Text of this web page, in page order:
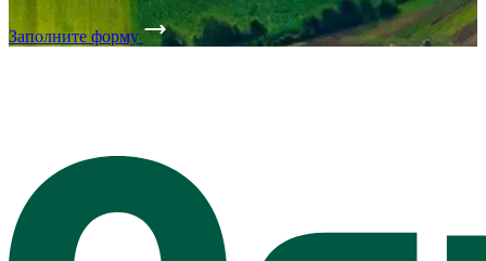
Заполните форму